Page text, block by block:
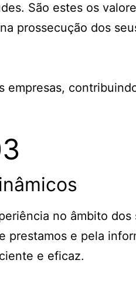
São estes os
prossecução dos
empresas,
no âmbito dos
prestamos e pela
e eficaz.